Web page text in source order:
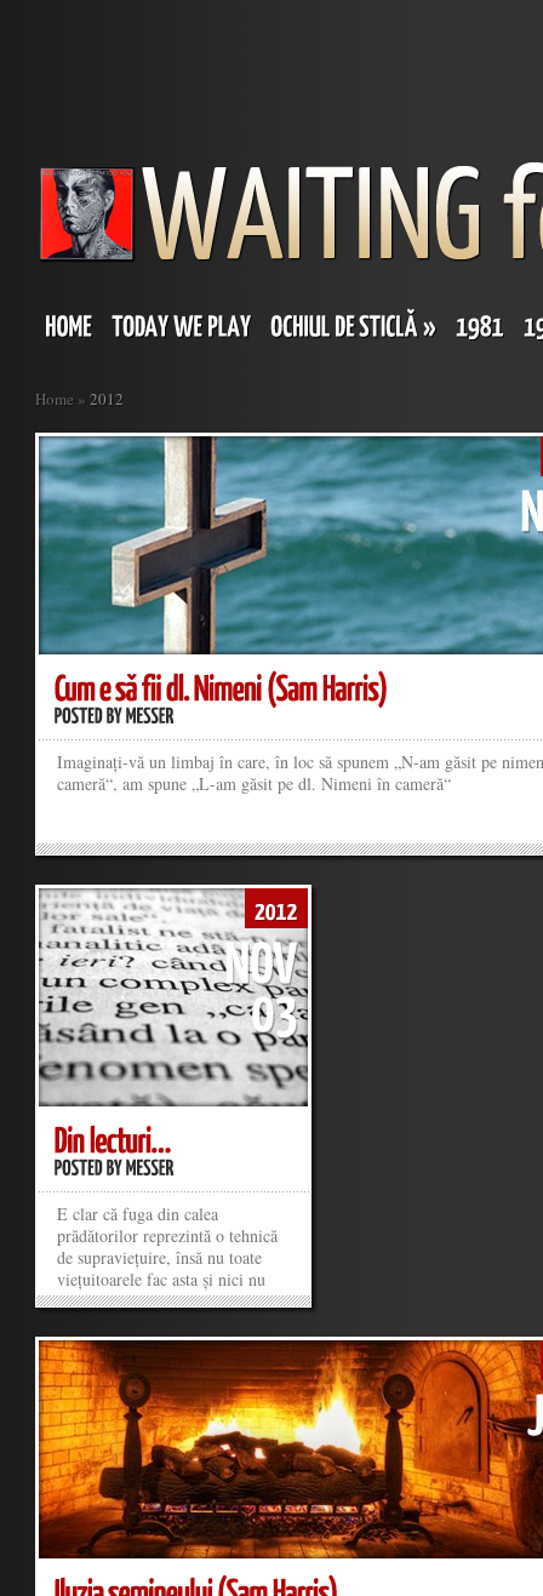
Home » 2012
Imaginați-vă un limbaj în care, în loc să spunem „N-am găsit pe
cameră“, am spune „L-am găsit pe dl. Nimeni în cameră“
E clar că fuga din calea
prădătorilor reprezintă o tehnică
de supraviețuire, însă nu toate
viețuitoarele fac asta și nici nu
învață între timp.
»»